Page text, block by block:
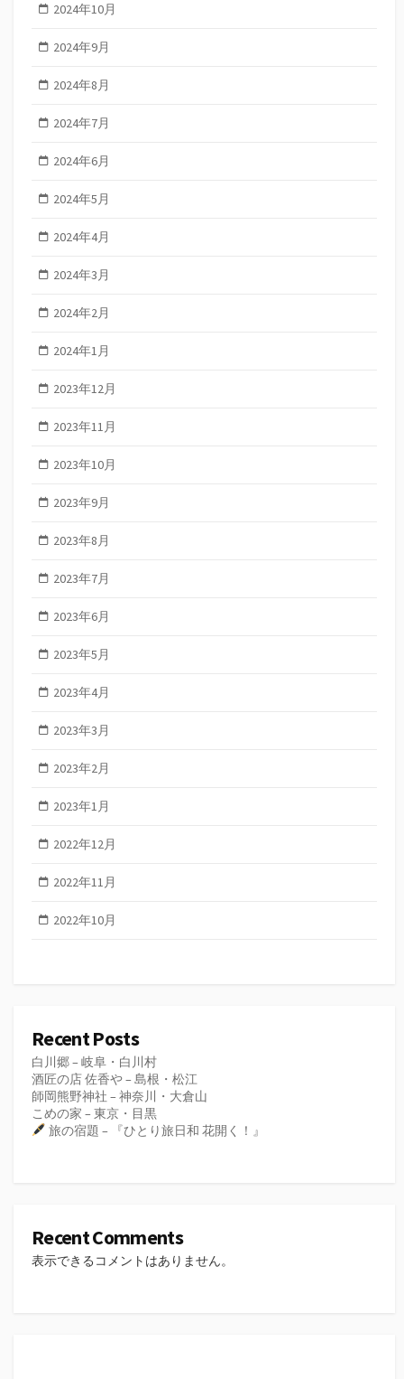
2024年10月
2024年9月
2024年8月
2024年7月
2024年6月
2024年5月
2024年4月
2024年3月
2024年2月
2024年1月
2023年12月
2023年11月
2023年10月
2023年9月
2023年8月
2023年7月
2023年6月
2023年5月
2023年4月
2023年3月
2023年2月
2023年1月
2022年12月
2022年11月
2022年10月
Recent Posts
白川郷 – 岐阜・白川村
酒匠の店 佐香や – 島根・松江
師岡熊野神社 – 神奈川・大倉山
こめの家 – 東京・目黒
旅の宿題 – 『ひとり旅日和 花開く！』
Recent Comments
表示できるコメントはありません。